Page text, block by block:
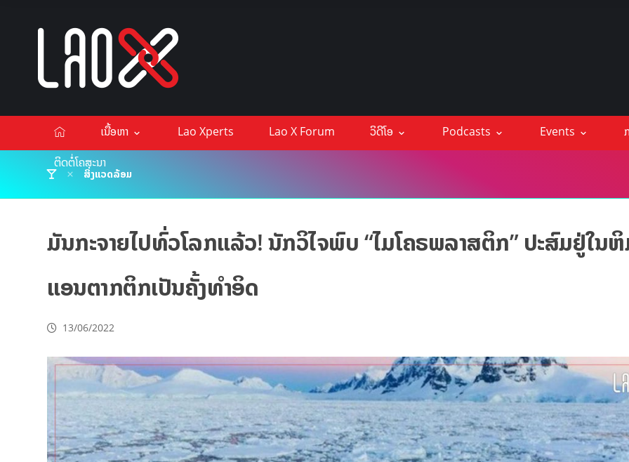
ເນື້ອຫາ Lao Xperts Lao X Forum ວິດີໂອ Podcasts Events
ຕິດຕໍ່ໂຄສະນາ
ສິ່ງແວດລ້ອມ
ມັນກະຈາຍໄປທົ່ວໂລກແລ້ວ! ນັກວິໄຈພົບ “ໄມໂຄຣພລາສຕິກ” ປະສົມຢູ່ໃນ
ແອນຕາກຕິກເປັນຄັ້ງທໍາອິດ
13/06/2022